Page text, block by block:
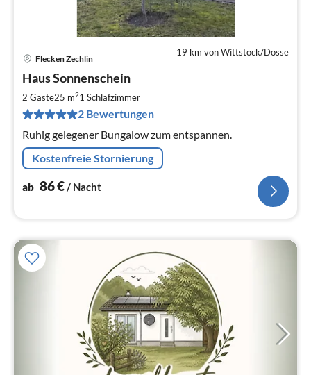
19 km von Wittstock/Dosse
Flecken Zechlin
Haus Sonnenschein
2 Gäste25 m21 Schlafzimmer
2 Bewertungen
Ruhig gelegener Bungalow zum entspannen.
Kostenfreie Stornierung
ab 86€/ Nacht